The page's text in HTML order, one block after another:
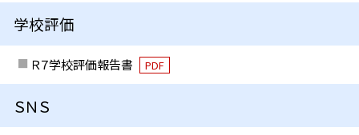
学校評価
Ｒ７学校評価報告書 PDF
ＳＮＳ